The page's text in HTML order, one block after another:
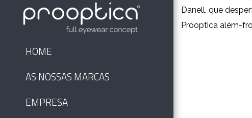
HOME
AS NOSSAS MARCAS
EMPRESA
Danell, que
Prooptica além-